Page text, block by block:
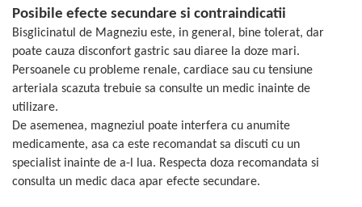
Posibile efecte secundare si contraindicatii
Bisglicinatul de Magneziu este, in general, bine tolerat, dar
poate cauza disconfort gastric sau diaree la doze mari.
Persoanele cu probleme renale, cardiace sau cu tensiune
arteriala scazuta trebuie sa consulte un medic inainte de
utilizare.
De asemenea, magneziul poate interfera cu anumite
medicamente, asa ca este recomandat sa discuti cu un
specialist inainte de a-l lua. Respecta doza recomandata si
consulta un medic daca apar efecte secundare.